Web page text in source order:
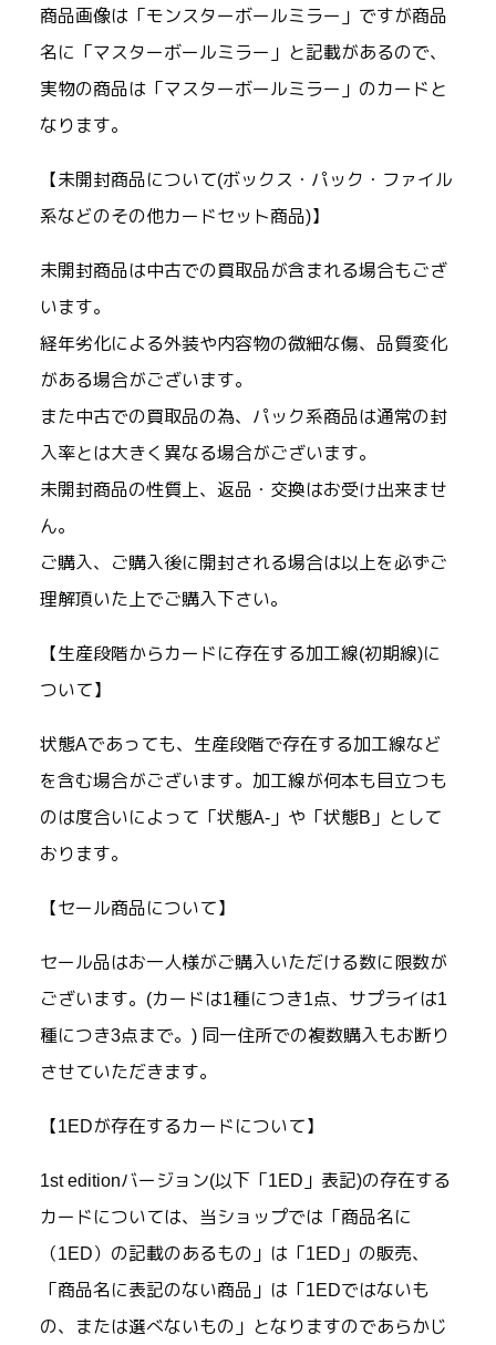
商品画像は「モンスターボールミラー」ですが商品
名に「マスターボールミラー」と記載があるので、
実物の商品は「マスターボールミラー」のカードと
なります。
【未開封商品について(ボックス・パック・ファイル
系などのその他カードセット商品)】
未開封商品は中古での買取品が含まれる場合もござ
います。
経年劣化による外装や内容物の微細な傷、品質変化
がある場合がございます。
また中古での買取品の為、パック系商品は通常の封
入率とは大きく異なる場合がございます。
未開封商品の性質上、返品・交換はお受け出来ませ
ん。
ご購入、ご購入後に開封される場合は以上を必ずご
理解頂いた上でご購入下さい。
【生産段階からカードに存在する加工線(初期線)に
ついて】
状態Aであっても、生産段階で存在する加工線など
を含む場合がございます。加工線が何本も目立つも
のは度合いによって「状態A-」や「状態B」として
おります。
【セール商品について】
セール品はお一人様がご購入いただける数に限数が
ございます。(カードは1種につき1点、サプライは1
種につき3点まで。) 同一住所での複数購入もお断り
させていただきます。
【1EDが存在するカードについて】
1st editionバージョン(以下「1ED」表記)の存在する
カードについては、当ショップでは「商品名に
（1ED）の記載のあるもの」は「1ED」の販売、
「商品名に表記のない商品」は「1EDではないも
の、または選べないもの」となりますのであらかじ